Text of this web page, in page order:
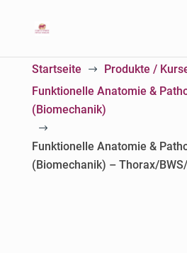
Startseite $ Produkte /
Funktionelle Anatomie &
(Biomechanik)
$
Funktionelle Anatomie &
(Biomechanik) – Thorax/